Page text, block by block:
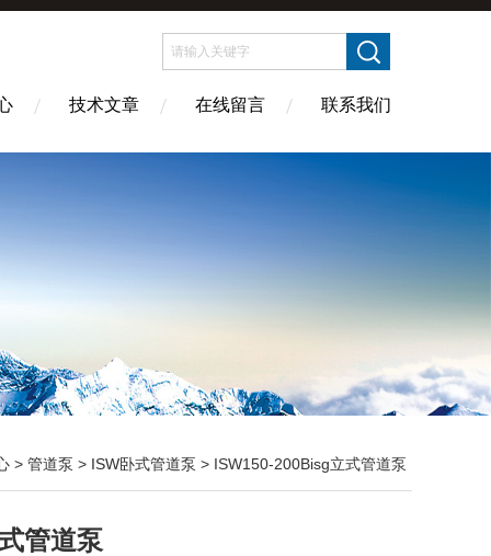
技术文章 在线留言 联系我们
> 管道泵 > ISW卧式管道泵 > ISW150-200Bisg立式管道泵
管道泵